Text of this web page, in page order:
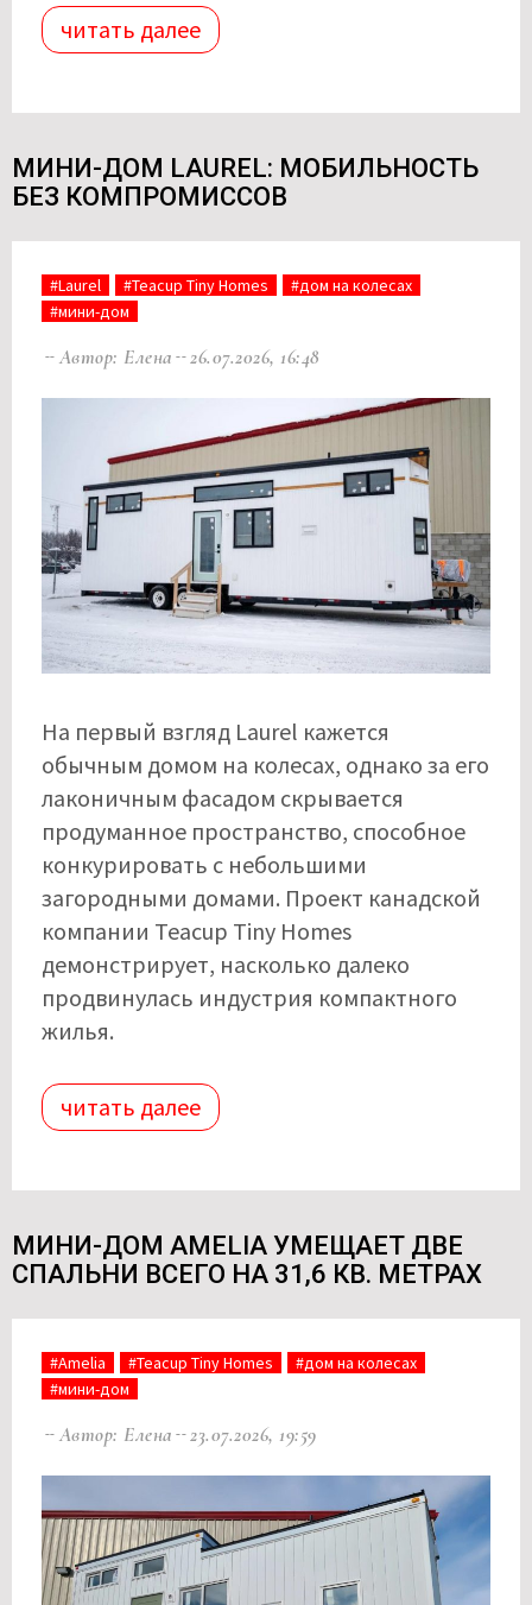
читать далее
МИНИ-ДОМ LAUREL: МОБИЛЬНОСТЬ
БЕЗ КОМПРОМИССОВ
#Laurel #Teacup Tiny Homes
#дом на колесах
#мини-дом
Автор: Елена 26.07.2026, 16:48
На первый взгляд Laurel кажется
обычным домом на колесах, однако за его
лаконичным фасадом скрывается
продуманное пространство, способное
конкурировать с небольшими
загородными домами. Проект канадской
компании Teacup Tiny Homes
демонстрирует, насколько далеко
продвинулась индустрия компактного
жилья.
читать далее
МИНИ-ДОМ AMELIA УМЕЩАЕТ ДВЕ
СПАЛЬНИ ВСЕГО НА 31,6 КВ. МЕТРАХ
#Amelia #Teacup Tiny Homes
#дом на колесах
#мини-дом
Автор: Елена 23.07.2026, 19:59